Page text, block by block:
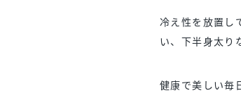
冷え性を放置し
い、下半身太り
健康で美しい毎